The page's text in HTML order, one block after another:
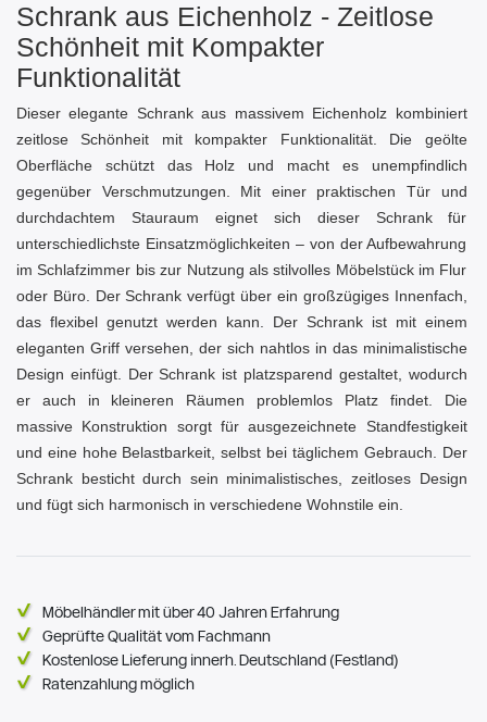
Schrank aus Eichenholz - Zeitlose
Schönheit mit Kompakter
Funktionalität
Dieser elegante Schrank aus massivem Eichenholz kombiniert
zeitlose Schönheit mit kompakter Funktionalität. Die geölte
Oberfläche schützt das Holz und macht es unempfindlich
gegenüber Verschmutzungen. Mit einer praktischen Tür und
durchdachtem Stauraum eignet sich dieser Schrank für
unterschiedlichste Einsatzmöglichkeiten – von der Aufbewahrung
im Schlafzimmer bis zur Nutzung als stilvolles Möbelstück im Flur
oder Büro. Der Schrank verfügt über ein großzügiges Innenfach,
das flexibel genutzt werden kann. Der Schrank ist mit einem
eleganten Griff versehen, der sich nahtlos in das minimalistische
Design einfügt. Der Schrank ist platzsparend gestaltet, wodurch
er auch in kleineren Räumen problemlos Platz findet. Die
massive Konstruktion sorgt für ausgezeichnete Standfestigkeit
und eine hohe Belastbarkeit, selbst bei täglichem Gebrauch. Der
Schrank besticht durch sein minimalistisches, zeitloses Design
und fügt sich harmonisch in verschiedene Wohnstile ein.
Möbelhändler mit über 40 Jahren Erfahrung
Geprüfte Qualität vom Fachmann
Kostenlose Lieferung innerh. Deutschland (Festland)
Ratenzahlung möglich